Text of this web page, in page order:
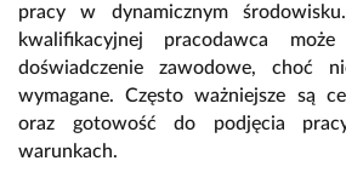
pracy w dynamicznym
kwalifikacyjnej pracodawca
doświadczenie zawodowe, choć
wymagane. Często ważniejsze są
oraz gotowość do podjęcia
warunkach.